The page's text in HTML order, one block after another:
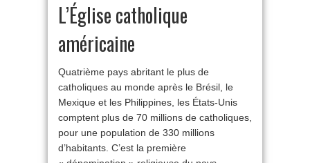
L’Église catholique
américaine
Quatrième pays abritant le plus de
catholiques au monde après le Brésil, le
Mexique et les Philippines, les États-Unis
comptent plus de 70 millions de catholiques,
pour une population de 330 millions
d’habitants. C’est la première